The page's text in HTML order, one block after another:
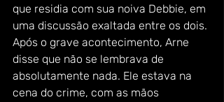
que residia com sua noiva Debbie, em
uma discussão exaltada entre os dois.
Após o grave acontecimento, Arne
disse que não se lembrava de
absolutamente nada. Ele estava na
cena do crime, com as mãos